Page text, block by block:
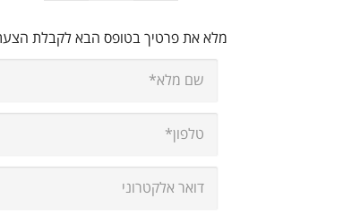
מלא את פרטיך בטופס הבא לקבלת